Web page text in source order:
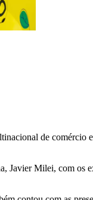
de comércio
Javier Milei, com os